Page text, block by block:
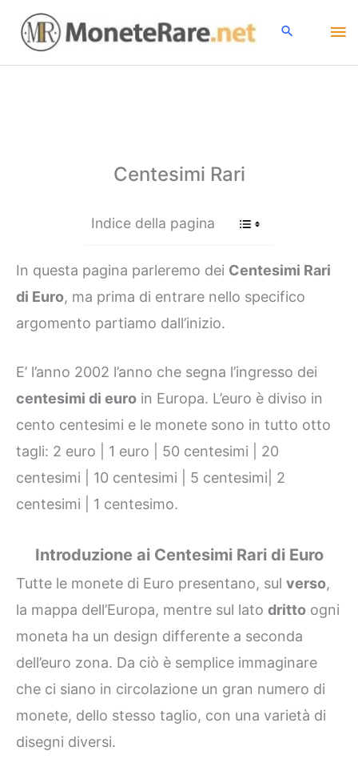
contenuto
Centesimi Rari
Indice della pagina
In questa pagina parleremo dei Centesimi Rari
di Euro, ma prima di entrare nello specifico
argomento partiamo dall’inizio.
E’ l’anno 2002 l’anno che segna l’ingresso dei
centesimi di euro in Europa. L’euro è diviso in
cento centesimi e le monete sono in tutto otto
tagli: 2 euro | 1 euro | 50 centesimi | 20
centesimi | 10 centesimi | 5 centesimi| 2
centesimi | 1 centesimo.
Introduzione ai Centesimi Rari di Euro
Tutte le monete di Euro presentano, sul verso,
la mappa dell’Europa, mentre sul lato dritto ogni
moneta ha un design differente a seconda
dell’euro zona. Da ciò è semplice immaginare
che ci siano in circolazione un gran numero di
monete, dello stesso taglio, con una varietà di
disegni diversi.